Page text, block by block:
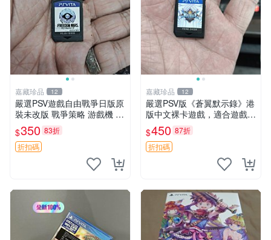
嘉藏珍品 12
嚴選PSV遊戲自由戰爭日版原
裝未改版 戰爭策略 游戲機 遊
玩好物
$350 83折
折扣碼
嘉藏珍品 12
嚴選PSV版《蒼翼默示錄》港
版中文裸卡遊戲，適合遊戲收
藏 蒼翼默示錄 PSV 港版 獨玩
$450 87折
折扣碼